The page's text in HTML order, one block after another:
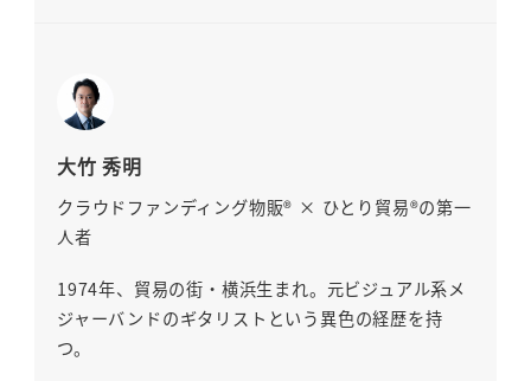
大竹 秀明
クラウドファンディング物販® × ひとり貿易®の第一
人者
1974年、貿易の街・横浜生まれ。元ビジュアル系メ
ジャーバンドのギタリストという異色の経歴を持
つ。